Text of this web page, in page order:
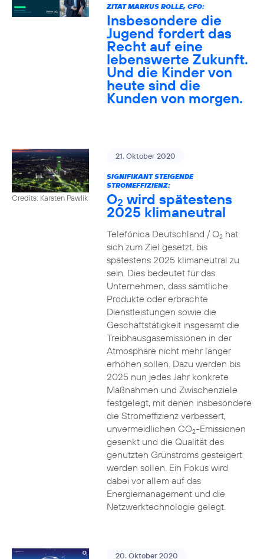
ZITAT MARKUS ROLLE, CFO:
Insbesondere die
Jugend fordert das
Recht auf eine
lebenswerte Zukunft.
Und die Kinder von
heute sind die
Kunden von morgen.
Credits: Karsten Pawlik
21. Oktober 2020
SIGNIFIKANT STEIGENDE
STROMEFFIZIENZ:
O2 wird spätestens
2025 klimaneutral
Telefónica Deutschland / O2hat
sich zum Ziel gesetzt, bis
spätestens 2025 klimaneutral zu
sein. Dies bedeutet für das
Unternehmen, dass sämtliche
Produkte oder erbrachte
Dienstleistungen sowie die
Geschäftstätigkeit insgesamt die
Treibhausgasemissionen in der
Atmosphäre nicht mehr länger
erhöhen sollen. Dazu werden bis
2025 nun jedes Jahr konkrete
Maßnahmen und Zwischenziele
festgelegt, mit denen insbesondere
die Stromeffizienz verbessert,
unvermeidlichen CO2-Emissionen
gesenkt und die Qualität des
genutzten Grünstroms gesteigert
werden sollen. Ein Fokus wird
dabei vor allem auf das
Energiemanagement und die
Netzwerktechnologie gelegt.
20. Oktober 2020